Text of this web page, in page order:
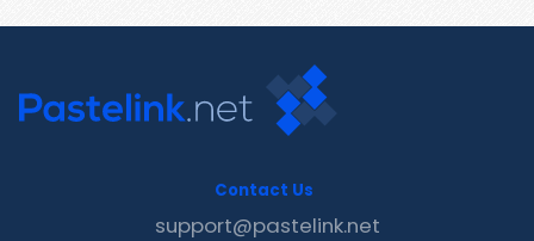
Contact Us
support@pastelink.net